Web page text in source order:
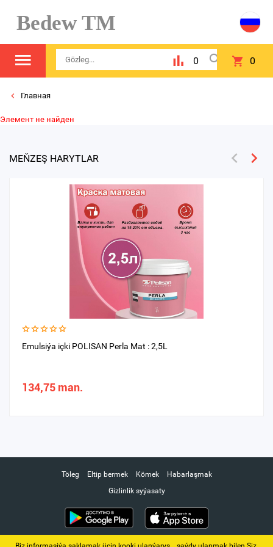
Bedew TM
0 0
Главная
Элемент не найден
MEŇZEŞ HARYTLAR
Emulsiýa içki POLISAN Perla Mat : 2,5L
134,75 man.
Töleg Eltip bermek Kömek
Habarlaşmak
Gizlinlik syýasaty